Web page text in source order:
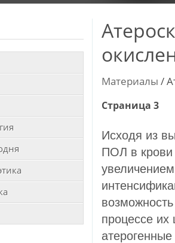
Материалы /
Страница 3
Исходя из
ПОЛ в крови
процессе их